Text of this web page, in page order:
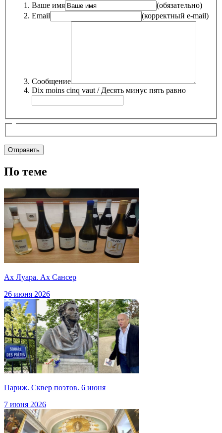
Ваше имя
(обязательно)
Email
(корректный e-mail)
Сообщение
Dix moins cinq vaut / Десять минус пять равно
По теме
Ах Луара. Ах Сансер
26 июня 2026
Париж. Сквер поэтов. 6 июня
7 июня 2026